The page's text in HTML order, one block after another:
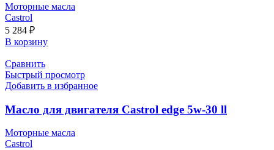
Моторные масла
Castrol
5 284 ₽
В корзину
Сравнить
Быстрый просмотр
Добавить в избранное
Масло для двигателя Castrol edge 5w-30 ll
Моторные масла
Castrol